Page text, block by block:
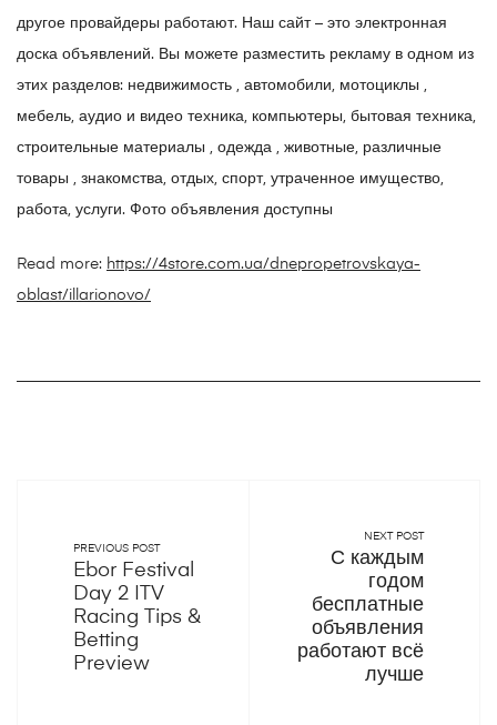
другое провайдеры работают. Наш сайт – это электронная
доска объявлений. Вы можете разместить рекламу в одном из
этих разделов: недвижимость , автомобили, мотоциклы ,
мебель, аудио и видео техника, компьютеры, бытовая техника,
строительные материалы , одежда , животные, различные
товары , знакомства, отдых, спорт, утраченное имущество,
работа, услуги. Фото объявления доступны
Read more: https://4store.com.ua/dnepropetrovskaya-
oblast/illarionovo/
PREVIOUS POST
Ebor Festival
Day 2 ITV
Racing Tips &
Betting
Preview
NEXT POST
С каждым
годом
бесплатные
объявления
работают всё
лучше